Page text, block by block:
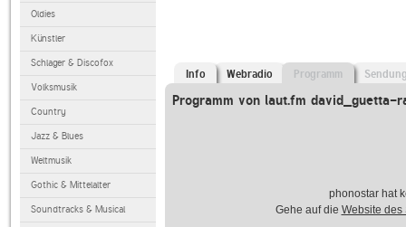
Oldies
Künstler
Schlager & Discofox
Volksmusik
Country
Jazz & Blues
Weltmusik
Gothic & Mittelalter
Soundtracks & Musical
Info Webradio Programm
Programm von laut.fm david_guetta-
phonostar hat
Gehe auf die Website des